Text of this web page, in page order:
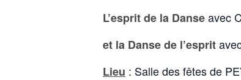
L’esprit de la Danseavec
et la Danse de l’esprit
Lieu : Salle des fêtes de